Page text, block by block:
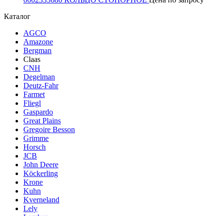
Каталог
AGCO
Amazone
Bergman
Claas
CNH
Degelman
Deutz-Fahr
Farmet
Fliegl
Gaspardo
Great Plains
Gregoire Besson
Grimme
Horsch
JCB
John Deere
Köckerling
Krone
Kuhn
Kverneland
Lely